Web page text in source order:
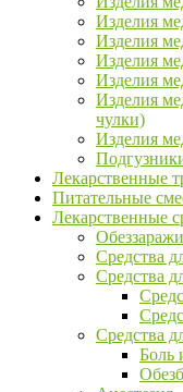
Изделия
Изделия
Изделия
Изделия
Изделия
чулки)
Изделия
Лекарственные
Питательные
Лекарственные
Средства
Средства
Средства
Боль